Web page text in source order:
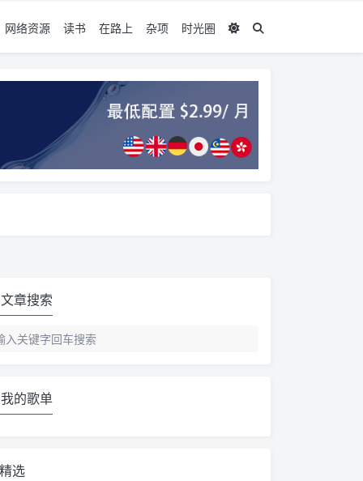
网络资源 读书 在路上 杂项 时光圈
文章搜索
我的歌单
精选